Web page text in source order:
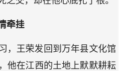
牵挂
，王荣发回到万年县文化馆
他在江西的土地上默默耕耘